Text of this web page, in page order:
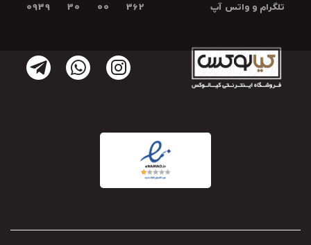
تلگرام و واتس آپ 0939 30 00 362